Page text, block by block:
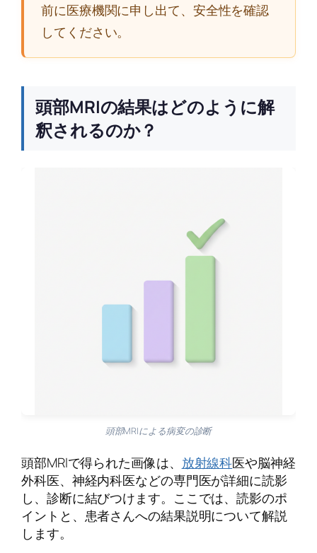
前に医療機関に申し出て、安全性を確認
してください。
頭部MRIの結果はどのように解
釈されるのか？
頭部MRIによる病変の診断
頭部MRIで得られた画像は、 放射線科医や脳神経
外科医、神経内科医などの専門医が詳細に読影
し、診断に結びつけます。ここでは、読影のポ
イントと、患者さんへの結果説明について解説
します。